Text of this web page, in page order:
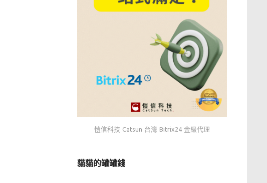
愷信科技 Catsun 台灣 Bitrix24 金級代理
貓貓的罐罐錢